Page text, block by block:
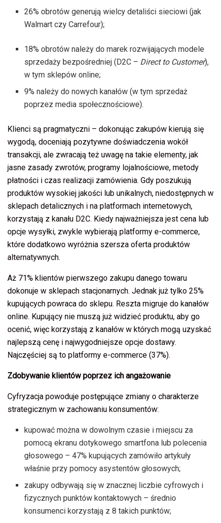
26% obrotów generują wielcy detaliści sieciowi (jak
Walmart czy Carrefour);
18% obrotów należy do marek rozwijających modele
sprzedaży bezpośredniej (D2C – Direct to Customer),
w tym sklepów online;
9% należy do nowych kanałów (w tym sprzedaż
poprzez media społecznościowe).
Klienci są pragmatyczni – dokonując zakupów kierują się
wygodą, doceniają pozytywne doświadczenia wokół
transakcji, ale zwracają też uwagę na takie elementy, jak
jasne zasady zwrotów, programy lojalnościowe, metody
płatności i czas realizacji zamówienia. Gdy poszukują
produktów wysokiej jakości lub unikalnych, niedostępnych w
sklepach detalicznych i na platformach internetowych,
korzystają z kanału D2C. Kiedy najważniejsza jest cena lub
opcje wysyłki, zwykle wybierają platformy e-commerce,
które dodatkowo wyróżnia szersza oferta produktów
alternatywnych.
Aż 71% klientów pierwszego zakupu danego towaru
dokonuje w sklepach stacjonarnych. Jednak już tylko 25%
kupujących powraca do sklepu. Reszta migruje do kanałów
online. Kupujący nie muszą już widzieć produktu, aby go
ocenić, więc korzystają z kanałów w których mogą uzyskać
najlepszą cenę i najwygodniejsze opcje dostawy.
Najczęściej są to platformy e-commerce (37%).
Zdobywanie klientów poprzez ich angażowanie
Cyfryzacja powoduje postępujące zmiany o charakterze
strategicznym w zachowaniu konsumentów:
kupować można w dowolnym czasie i miejscu za
pomocą ekranu dotykowego smartfona lub polecenia
głosowego – 47% kupujących zamówiło artykuły
właśnie przy pomocy asystentów głosowych;
zakupy odbywają się w znacznej liczbie cyfrowych i
fizycznych punktów kontaktowych – średnio
konsumenci korzystają z 8 takich punktów;